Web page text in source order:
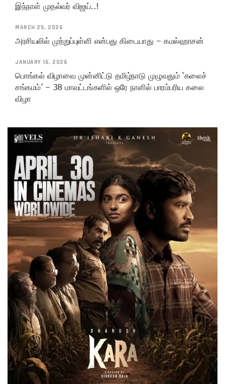
இந்நாள் முதல்வர் விஜய்..!
MARCH 25, 2026
அரசியலில் முற்றுப்புள்ளி என்பது கிடையாது – கமல்ஹாசன்
JANUARY 16, 2026
பொங்கல் விழாவை முன்னிட்டு தமிழ்நாடு முழுவதும் ‘கலைச்
சங்கமம்’ – 38 மாவட்டங்களில் ஒரே நாளில் பாரம்பரிய கலை
விழா